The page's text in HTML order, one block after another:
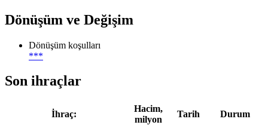
Dönüşüm ve Değişim
Dönüşüm koşulları
***
Son ihraçlar
İhraç:
Hacim,
milyon
Tarih
Durum